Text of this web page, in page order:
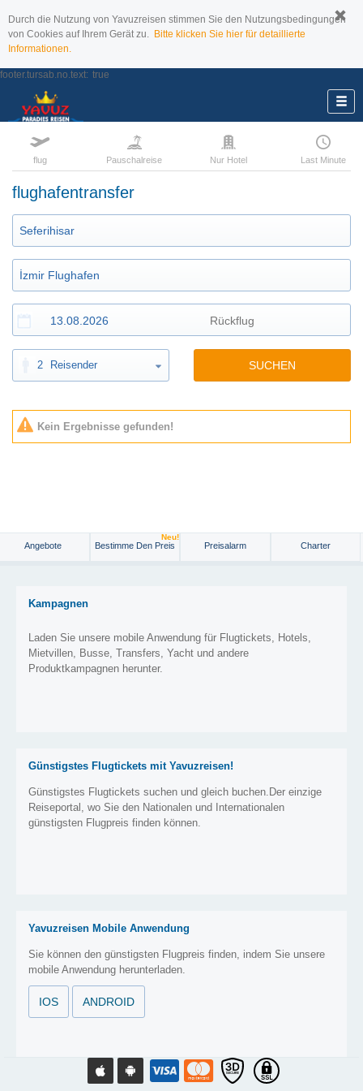
Durch die Nutzung von Yavuzreisen stimmen Sie den Nutzungsbedingungen
von Cookies auf Ihrem Gerät zu. Bitte klicken Sie hier für detaillierte
Informationen.
footer.tursab.no.text: true
flug Pauschalreise Nur Hotel Last Minute
flughafentransfer
2 Reisender SUCHEN
Kein Ergebnisse gefunden!
Angebote Bestimme Den Preis
Neu!
Preisalarm Charter
Kampagnen
Laden Sie unsere mobile Anwendung für Flugtickets, Hotels,
Mietvillen, Busse, Transfers, Yacht und andere
Produktkampagnen herunter.
Günstigstes Flugtickets mit Yavuzreisen!
Günstigstes Flugtickets suchen und gleich buchen.Der einzige
Reiseportal, wo Sie den Nationalen und Internationalen
günstigsten Flugpreis finden können.
Yavuzreisen Mobile Anwendung
Sie können den günstigsten Flugpreis finden, indem Sie unsere
mobile Anwendung herunterladen.
IOS ANDROID